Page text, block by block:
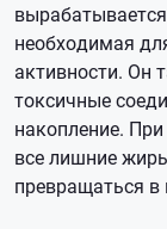
необходимая
активности. Он
токсичные
накопление.
все лишние
превращаться